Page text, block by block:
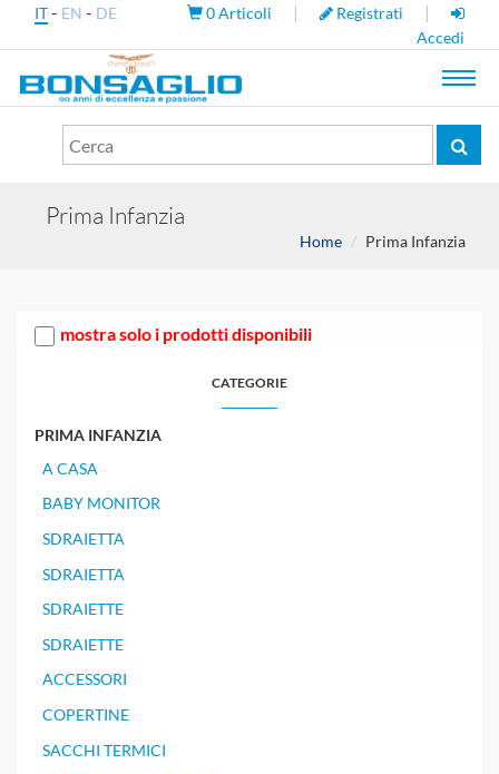
IT- EN - DE 0Articoli | Registrati |
Accedi
Prima Infanzia
Home Prima Infanzia
mostra solo i prodotti disponibili
CATEGORIE
PRIMA INFANZIA
A CASA
BABY MONITOR
SDRAIETTA
SDRAIETTA
SDRAIETTE
SDRAIETTE
ACCESSORI
COPERTINE
SACCHI TERMICI